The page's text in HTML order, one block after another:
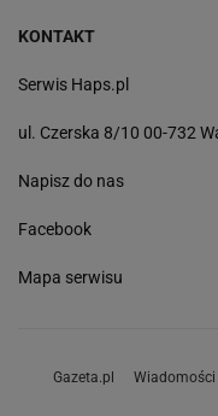
KONTAKT
Serwis Haps.pl
ul. Czerska 8/10 00-732
Napisz do nas
Facebook
Mapa serwisu
Gazeta.pl Wiadomości